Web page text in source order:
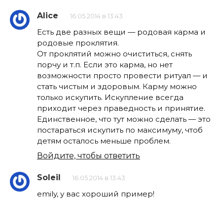
Alice 16.05.2014 в 13:43
Есть две разных вещи — родовая карма и
родовые проклятия.
От проклятий можно очиститься, снять
порчу и т.п. Если это карма, но нет
возможности просто провести ритуал — и
стать чистым и здоровым. Карму можно
только искупить. Искупление всегда
приходит через праведность и принятие.
Единственное, что тут можно сделать — это
постараться искупить по максимуму, чтоб
детям осталось меньше проблем.
Войдите, чтобы ответить
Soleil 16.05.2014 в 13:43
emily, у вас хороший пример!